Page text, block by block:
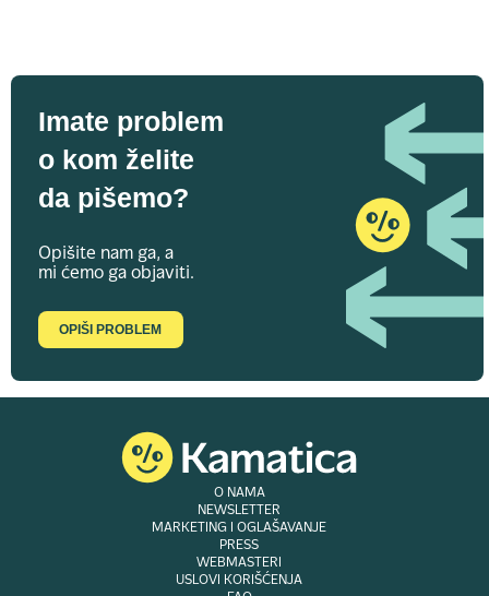
Imate problem
o kom želite
da pišemo?
Opišite nam ga, a
mi ćemo ga objaviti.
OPIŠI PROBLEM
O NAMA
NEWSLETTER
MARKETING I OGLAŠAVANJE
PRESS
WEBMASTERI
USLOVI KORIŠĆENJA